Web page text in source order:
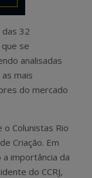
32
se
analisadas
mais
do mercado
Colunistas Rio
Criação. Em
importância da
do CCRJ,